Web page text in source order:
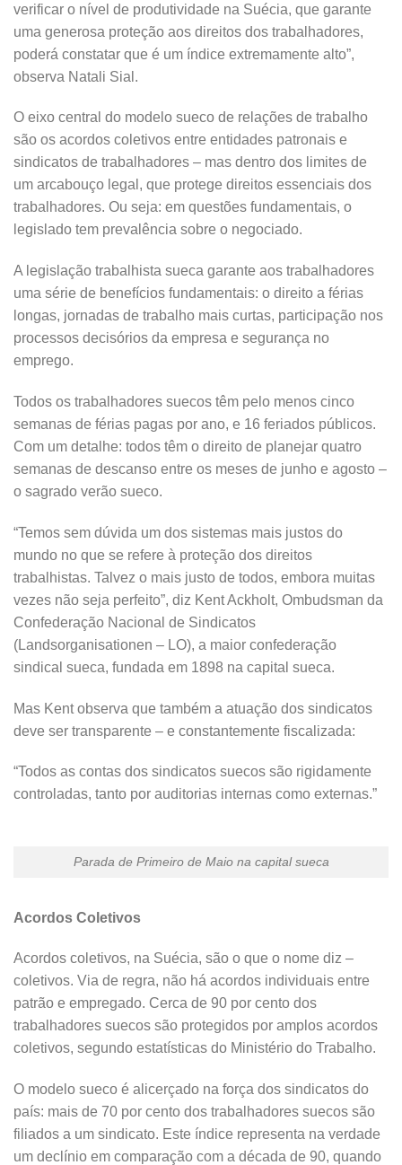
verificar o nível de produtividade na Suécia, que garante
uma generosa proteção aos direitos dos trabalhadores,
poderá constatar que é um índice extremamente alto”,
observa Natali Sial.
O eixo central do modelo sueco de relações de trabalho
são os acordos coletivos entre entidades patronais e
sindicatos de trabalhadores – mas dentro dos limites de
um arcabouço legal, que protege direitos essenciais dos
trabalhadores. Ou seja: em questões fundamentais, o
legislado tem prevalência sobre o negociado.
A legislação trabalhista sueca garante aos trabalhadores
uma série de benefícios fundamentais: o direito a férias
longas, jornadas de trabalho mais curtas, participação nos
processos decisórios da empresa e segurança no
emprego.
Todos os trabalhadores suecos têm pelo menos cinco
semanas de férias pagas por ano, e 16 feriados públicos.
Com um detalhe: todos têm o direito de planejar quatro
semanas de descanso entre os meses de junho e agosto –
o sagrado verão sueco.
“Temos sem dúvida um dos sistemas mais justos do
mundo no que se refere à proteção dos direitos
trabalhistas. Talvez o mais justo de todos, embora muitas
vezes não seja perfeito”, diz Kent Ackholt, Ombudsman da
Confederação Nacional de Sindicatos
(Landsorganisationen – LO), a maior confederação
sindical sueca, fundada em 1898 na capital sueca.
Mas Kent observa que também a atuação dos sindicatos
deve ser transparente – e constantemente fiscalizada:
“Todos as contas dos sindicatos suecos são rigidamente
controladas, tanto por auditorias internas como externas.”
Parada de Primeiro de Maio na capital sueca
Acordos Coletivos
Acordos coletivos, na Suécia, são o que o nome diz –
coletivos. Via de regra, não há acordos individuais entre
patrão e empregado. Cerca de 90 por cento dos
trabalhadores suecos são protegidos por amplos acordos
coletivos, segundo estatísticas do Ministério do Trabalho.
O modelo sueco é alicerçado na força dos sindicatos do
país: mais de 70 por cento dos trabalhadores suecos são
filiados a um sindicato. Este índice representa na verdade
um declínio em comparação com a década de 90, quando